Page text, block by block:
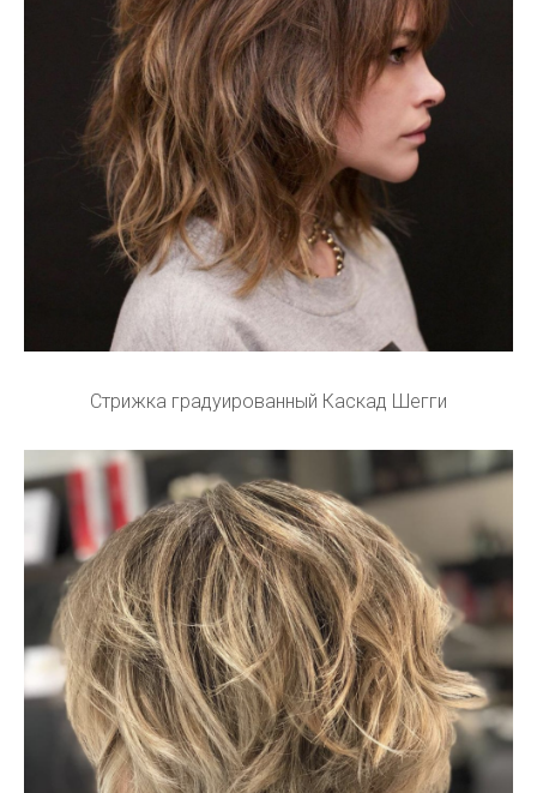
Стрижка градуированный Каскад Шегги